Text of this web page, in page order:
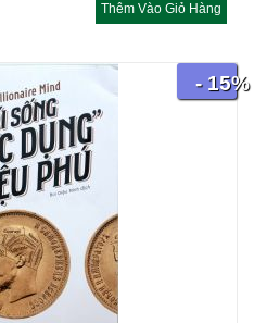
Thêm Vào Giỏ Hàng
- 15%